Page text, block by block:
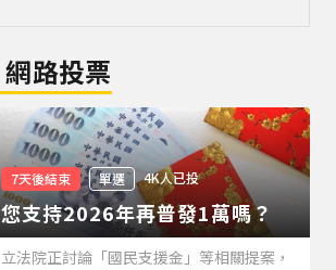
網路投票
7天後結束 單選 4K人已投
您支持2026年再普發1萬嗎？
立法院正討論「國民支援金」等相關提案，